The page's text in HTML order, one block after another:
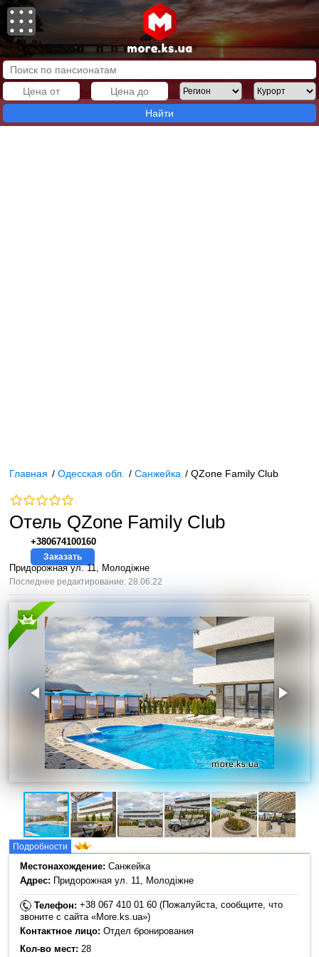
Найти
Главная /Одесская обл. /Санжейка /QZone Family Club
Отель QZone Family Club
+380674100160
Заказать
Придорожная ул. 11, Молодіжне
Последнее редактирование: 28.06.22
Подробности
Местонахождение: Санжейка
Адрес: Придорожная ул. 11, Молодіжне
Телефон:+38 067 410 01 60 (Пожалуйста, сообщите, что
звоните с сайта «More.ks.ua»)
Контактное лицо: Отдел бронирования
Кол-во мест: 28